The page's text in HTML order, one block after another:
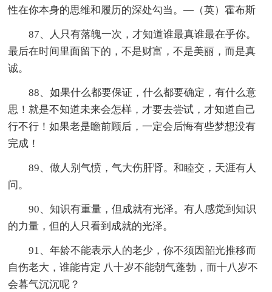
性在你本身的思维和履历的深处勾当。—（英）霍布斯
87、人只有落魄一次，才知道谁最真谁最在乎你。
最后在时间里面留下的，不是财富，不是美丽，而是真
诚。
88、如果什么都要保证，什么都要确定，有什么意
思！就是不知道未来会怎样，才要去尝试，才知道自己
行不行！如果老是瞻前顾后，一定会后悔有些梦想没有
完成！
89、做人别气愤，气大伤肝肾。和睦交，天涯有人
问。
90、知识有重量，但成就有光泽。有人感觉到知识
的力量，但的人只看到成就的光泽。
91、年龄不能表示人的老少，你不须因韶光推移而
自伤老大，谁能肯定 八十岁不能朝气蓬勃，而十八岁不
会暮气沉沉呢？